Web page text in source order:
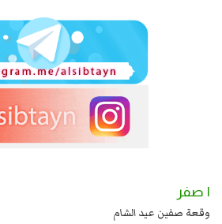
بن علي بن الحسين عليهما السلام قتل صاحب الزنج